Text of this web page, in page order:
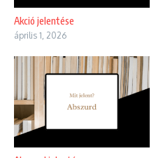
Akció jelentése
április 1, 2026